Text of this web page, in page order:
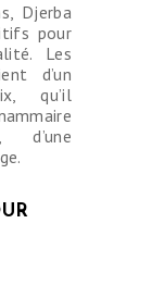
Djerba
pour
Les
d’un
qu’il
d’une